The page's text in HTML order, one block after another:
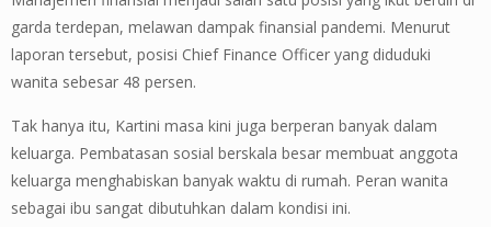
garda terdepan, melawan dampak finansial pandemi. Menurut
laporan tersebut, posisi Chief Finance Officer yang diduduki
wanita sebesar 48 persen.
Tak hanya itu, Kartini masa kini juga berperan banyak dalam
keluarga. Pembatasan sosial berskala besar membuat anggota
keluarga menghabiskan banyak waktu di rumah. Peran wanita
sebagai ibu sangat dibutuhkan dalam kondisi ini.